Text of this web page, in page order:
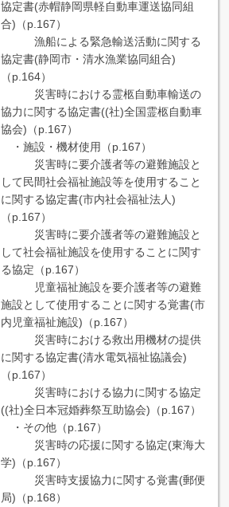
協定書(赤帽静岡県軽自動車運送協同組
合)（p.167）
漁船による緊急輸送活動に関する
協定書(静岡市・清水漁業協同組合)
（p.164）
災害時における霊柩自動車輸送の
協力に関する協定書((社)全国霊柩自動車
協会)（p.167）
・施設・機材使用（p.167）
災害時に要介護者等の避難施設と
して民間社会福祉施設等を使用すること
に関する協定書(市内社会福祉法人)
（p.167）
災害時に要介護者等の避難施設と
して社会福祉施設を使用することに関す
る協定（p.167）
児童福祉施設を要介護者等の避難
施設として使用することに関する覚書(市
内児童福祉施設)（p.167）
災害時における救出用機材の提供
に関する協定書(清水電気福祉協議会)
（p.167）
災害時における協力に関する協定
((社)全日本冠婚葬祭互助協会)（p.167）
・その他（p.167）
災害時の応援に関する協定(東海大
学)（p.167）
災害時支援協力に関する覚書(郵便
局)（p.168）